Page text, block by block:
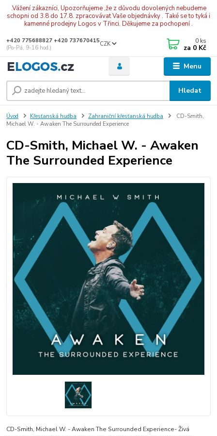
.Vážení zákazníci, Upozorňujeme ,že z důvodu dovolených nebudeme
schopni od 3.8 do 17.8. zpracovávat Vaše objednávky . Také se to tyká i
kamenné prodejny Logos v Třinci. Děkujeme za pochopení .
Menu
CZK
Hledat
+420 775688827 +420 737670415
(Po-Pá, 9-16 hod.)
0 ks
za 0 Kč
Úvod Křesťanská hudba Zahraniční křesťanská hudba
CD-Smith,
Michael W. - Awaken The Surrounded Experience
CD-Smith, Michael W. - Awaken
The Surrounded Experience
CD-Smith, Michael W. - Awaken The Surrounded Experience- Živá